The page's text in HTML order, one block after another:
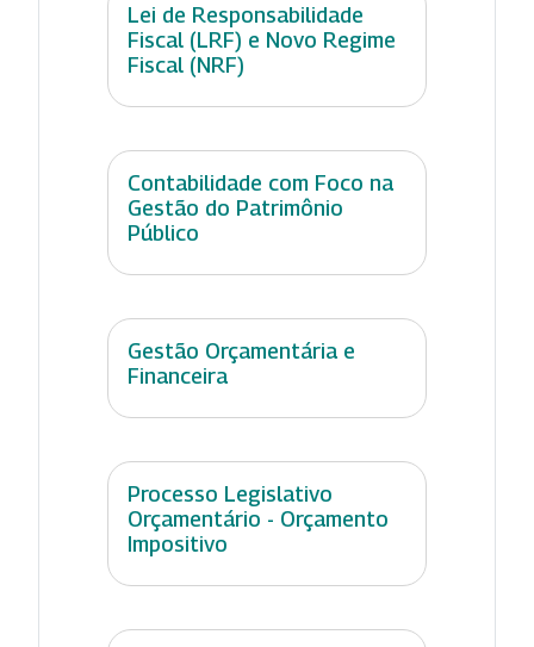
Lei de Responsabilidade
Fiscal (LRF) e Novo Regime
Fiscal (NRF)
Contabilidade com Foco na
Gestão do Patrimônio
Público
Gestão Orçamentária e
Financeira
Processo Legislativo
Orçamentário - Orçamento
Impositivo